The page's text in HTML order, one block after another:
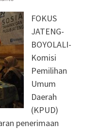
FOKUS
JATENG-
BOYOLALI-
Komisi
Pemilihan
Umum
Daerah
(KPUD)
penerimaan